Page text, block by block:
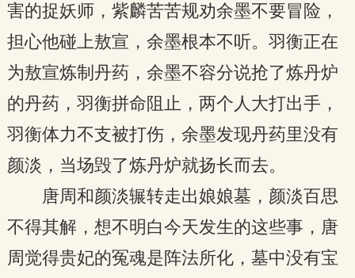
害的捉妖师，紫麟苦苦规劝余墨不要冒险，
担心他碰上敖宣，余墨根本不听。羽衡正在
为敖宣炼制丹药，余墨不容分说抢了炼丹炉
的丹药，羽衡拼命阻止，两个人大打出手，
羽衡体力不支被打伤，余墨发现丹药里没有
颜淡，当场毁了炼丹炉就扬长而去。
唐周和颜淡辗转走出娘娘墓，颜淡百思
不得其解，想不明白今天发生的这些事，唐
周觉得贵妃的冤魂是阵法所化，墓中没有宝